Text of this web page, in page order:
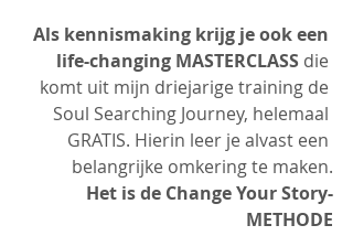
Als kennismaking krijg je ook een
life-changing MASTERCLASS die
komt uit mijn driejarige training de
Soul Searching Journey, helemaal
GRATIS. Hierin leer je alvast een
belangrijke omkering te maken.
Het is de Change Your Story-
METHODE